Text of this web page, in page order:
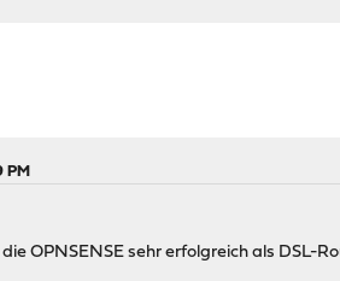
PM
OPNSENSE sehr erfolgreich als DSL-